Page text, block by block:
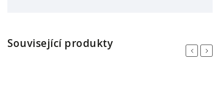
Související produkty
Previous
Next